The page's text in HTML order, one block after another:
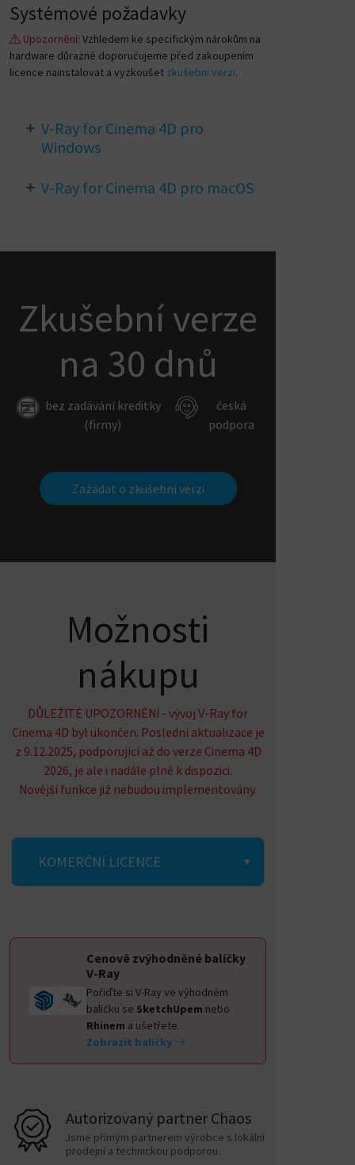
Systémové požadavky
Upozornění: Vzhledem ke specifickým nárokům na
hardware důrazně doporučujeme před zakoupením
licence nainstalovat a vyzkoušet zkušební verzi.
V-Ray for Cinema 4D pro
Windows
Cinema 4D 2026 - R21
V-Ray for Cinema 4D pro macOS
Zkušební verze
na 30 dnů
bez zadávání kreditky
(firmy)
česká
podpora
Zažádat o zkušební verzi
Možnosti
nákupu
DŮLEŽITÉ UPOZORNĚNÍ - vývoj V-Ray for
Cinema 4D byl ukončen. Poslední aktualizace je
z 9.12.2025, podporující až do verze Cinema 4D
2026, je ale i nadále plně k dispozici.
Novější funkce již nebudou implementovány.
KOMERČNÍ LICENCE
Cenově zvýhodněné balíčky
V-Ray
Pořiďte si V-Ray ve výhodném
balíčku se SketchUpem nebo
Rhinem a ušetřete.
Zobrazit balíčky
Autorizovaný partner Chaos
Jsme přímým partnerem výrobce s lokální
prodejní a technickou podporou.